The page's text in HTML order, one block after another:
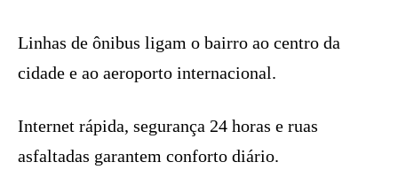
Linhas de ônibus ligam o bairro ao centro da
cidade e ao aeroporto internacional.
Internet rápida, segurança 24 horas e ruas
asfaltadas garantem conforto diário.